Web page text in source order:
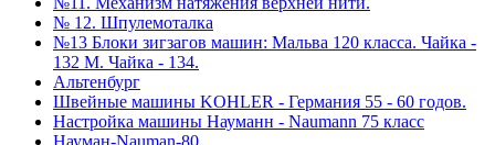
№ 12. Шпулемоталка
№13 Блоки зигзагов машин: Мальва 120 класса. Чайка -
132 М. Чайка - 134.
Альтенбург
Швейные машины KOHLER - Германия 55 - 60 годов.
Настройка машины Науманн - Naumann 75 класс
Науман-Nauman-80